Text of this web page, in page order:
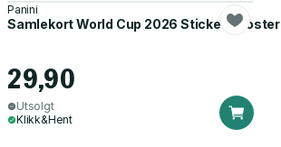
Panini
Samlekort World Cup 2026 Sticker Booster
29,90
Utsolgt
Klikk&Hent